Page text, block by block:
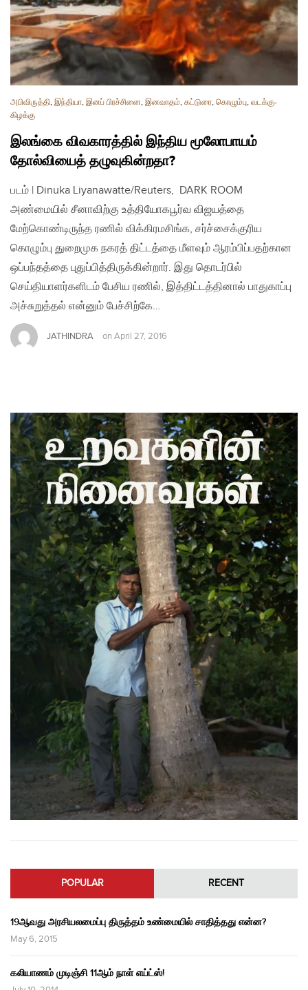
அபிவிருத்தி, இந்தியா, இனப் பிரச்சினை, இனவாதம், கட்டுரை, கொழும்பு, வடக்கு-
கிழக்கு
இலங்கை விவகாரத்தில் இந்திய மூலோபாயம்
தோல்வியைத் தழுவுகின்றதா?
படம் | Dinuka Liyanawatte/Reuters, DARK ROOM
அண்மையில் சீனாவிற்கு உத்தியோகபூர்வ விஜயத்தை
மேற்கொண்டிருந்த ரணில் விக்கிரமசிங்க, சர்ச்சைக்குரிய
கொழும்பு துறைமுக நகரத் திட்டத்தை மீளவும் ஆரம்பிப்பதற்கான
ஒப்பந்தத்தை புதுப்பித்திருக்கின்றார். இது தொடர்பில்
செய்தியாளர்களிடம் பேசிய ரணில், இத்திட்டத்தினால் பாதுகாப்பு
அச்சுறுத்தல் என்னும் பேச்சிற்கே…
JATHINDRA on April 27, 2016
POPULAR RECENT
19ஆவது அரசியலமைப்பு திருத்தம் உண்மையில் சாதித்தது என்ன?
May 6, 2015
கலியாணம் முடிஞ்சி 11ஆம் நாள் எய்ட்ஸ்!